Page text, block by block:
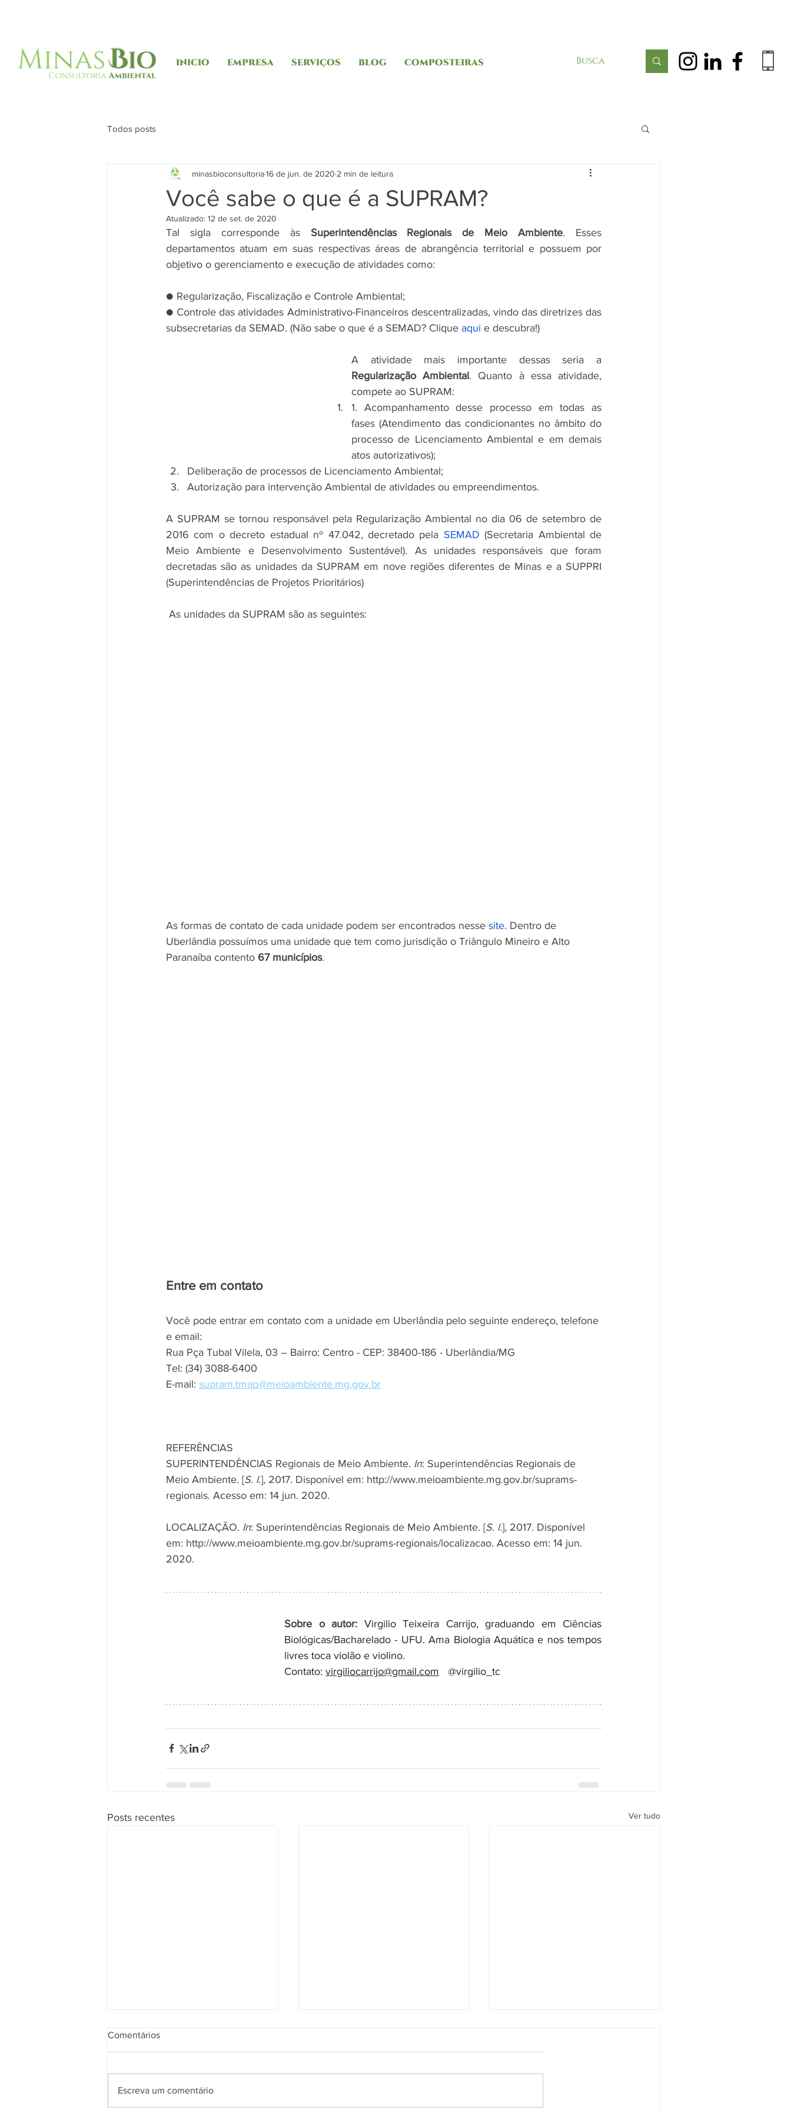
INICIO EMPRESA SERVIÇOS BLOG COMPOSTEIRAS
Todos posts
Você sabe o que é a SUPRAM?
minasbioconsultoria16 de jun. de 2020 2 min de leitura
Atualizado: 12 de set. de 2020
Tal sigla corresponde às Superintendências Regionais de Meio Ambiente. Esses
departamentos atuam em suas respectivas áreas de abrangência territorial e possuem por
objetivo o gerenciamento e execução de atividades como:
● Regularização, Fiscalização e Controle Ambiental;
● Controle das atividades Administrativo-Financeiros descentralizadas, vindo das diretrizes das
subsecretarias da SEMAD. (Não sabe o que é a SEMAD? Clique aqui e descubra!)
Regularização Ambiental. Quanto à essa atividade,
compete ao SUPRAM:
1. Acompanhamento desse processo em todas as
fases (Atendimento das condicionantes no âmbito do
processo de Licenciamento Ambiental e em demais
atos autorizativos);
Deliberação de processos de Licenciamento Ambiental;
Autorização para intervenção Ambiental de atividades ou empreendimentos.
A SUPRAM se tornou responsável pela Regularização Ambiental no dia 06 de setembro de
2016 com o decreto estadual nº 47.042, decretado pela SEMAD (Secretaria Ambiental de
Meio Ambiente e Desenvolvimento Sustentável). As unidades responsáveis que foram
decretadas são as unidades da SUPRAM em nove regiões diferentes de Minas e a SUPPRI
(Superintendências de Projetos Prioritários)
As unidades da SUPRAM são as seguintes:
As formas de contato de cada unidade podem ser encontrados nesse site. Dentro de
Uberlândia possuímos uma unidade que tem como jurisdição o Triângulo Mineiro e Alto
Paranaíba contento 67 municípios.
Entre em contato
Você pode entrar em contato com a unidade em Uberlândia pelo seguinte endereço, telefone
e email:
Rua Pça Tubal Vilela, 03 – Bairro: Centro - CEP: 38400-186 - Uberlândia/MG
Tel: (34) 3088-6400
E-mail: supram.tmap@meioambiente.mg.gov.br
REFERÊNCIAS
SUPERINTENDÊNCIAS Regionais de Meio Ambiente. In: Superintendências Regionais de
Meio Ambiente. [S. l.], 2017. Disponível em: http://www.meioambiente.mg.gov.br/suprams-
regionais. Acesso em: 14 jun. 2020.
LOCALIZAÇÃO. In: Superintendências Regionais de Meio Ambiente. [S. l.], 2017. Disponível
em: http://www.meioambiente.mg.gov.br/suprams-regionais/localizacao. Acesso em: 14 jun.
2020.
Sobre o autor: Virgilio Teixeira Carrijo, graduando em Ciências
Biológicas/Bacharelado - UFU. Ama Biologia Aquática e nos tempos
livres toca violão e violino.
Contato: virgiliocarrijo@gmail.com
   @virgilio_tc
Posts recentes Ver tudo
Comentários
Escreva um comentário